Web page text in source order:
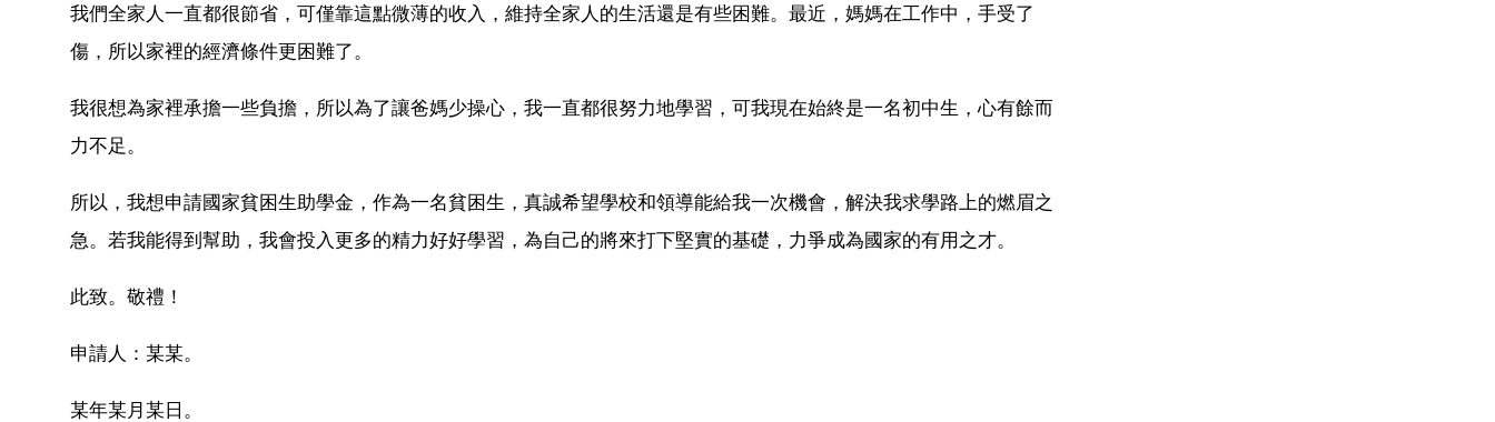
我們全家人一直都很節省，可僅靠這點微薄的收入，維持全家人的生活還是有些困難。最近，媽媽在工作中，手受了
傷，所以家裡的經濟條件更困難了。
我很想為家裡承擔一些負擔，所以為了讓爸媽少操心，我一直都很努力地學習，可我現在始終是一名初中生，心有餘而
力不足。
所以，我想申請國家貧困生助學金，作為一名貧困生，真誠希望學校和領導能給我一次機會，解決我求學路上的燃眉之
急。若我能得到幫助，我會投入更多的精力好好學習，為自己的將來打下堅實的基礎，力爭成為國家的有用之才。
此致。敬禮！
申請人：某某。
某年某月某日。